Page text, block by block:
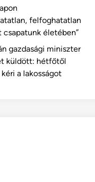
felfoghatatlan
életében”
gazdasági miniszter
küldött: hétfőtől
a lakosságot